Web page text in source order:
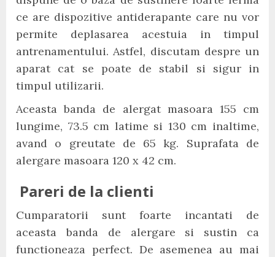
ce are dispozitive antiderapante care nu vor
permite deplasarea acestuia in timpul
antrenamentului. Astfel, discutam despre un
aparat cat se poate de stabil si sigur in
timpul utilizarii.
Aceasta banda de alergat masoara 155 cm
lungime, 73.5 cm latime si 130 cm inaltime,
avand o greutate de 65 kg. Suprafata de
alergare masoara 120 x 42 cm.
Pareri de la clienti
Cumparatorii sunt foarte incantati de
aceasta banda de alergare si sustin ca
functioneaza perfect. De asemenea au mai